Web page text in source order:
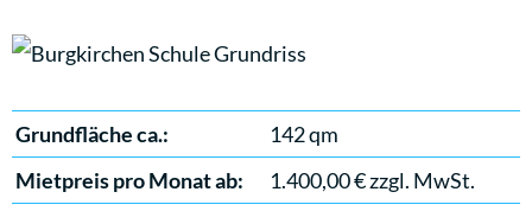
Grundfläche ca.:
142 qm
Mietpreis pro Monat ab:
1.400,00 € zzgl. MwSt.